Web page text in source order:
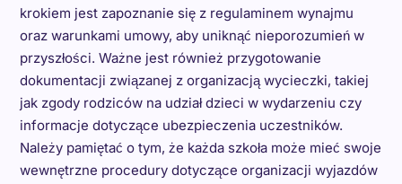
krokiem jest zapoznanie się z regulaminem wynajmu
oraz warunkami umowy, aby uniknąć nieporozumień w
przyszłości. Ważne jest również przygotowanie
dokumentacji związanej z organizacją wycieczki, takiej
jak zgody rodziców na udział dzieci w wydarzeniu czy
informacje dotyczące ubezpieczenia uczestników.
Należy pamiętać o tym, że każda szkoła może mieć swoje
wewnętrzne procedury dotyczące organizacji wyjazdów